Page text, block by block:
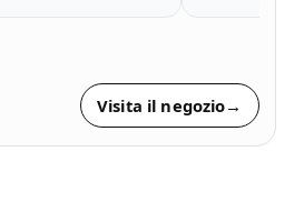
Visita il negozio→